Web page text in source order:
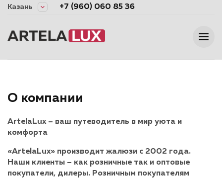
Казань +7 (960) 060 85 36
О компании
ArtelaLux – ваш путеводитель в мир уюта и
комфорта
«ArtelaLux» производит жалюзи с 2002 года.
Наши клиенты – как розничные так и оптовые
покупатели, дилеры. Розничным покупателям